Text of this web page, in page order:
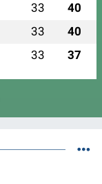
33 40
33 40
33 37